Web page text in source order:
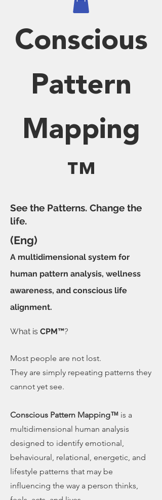
Conscious
Pattern
Mapping
™
See the Patterns. Change the
life.
(Eng)
A multidimensional system for
human pattern analysis, wellness
awareness, and conscious life
alignment.
What is CPM™?
Most people are not lost.
They are simply repeating patterns they
cannot yet see.
Conscious Pattern Mapping™ is a
multidimensional human analysis
designed to identify emotional,
behavioural, relational, energetic, and
lifestyle patterns that may be
influencing the way a person thinks,